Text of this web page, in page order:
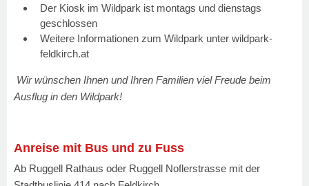
Der Kiosk im Wildpark ist montags und dienstags
geschlossen
Weitere Informationen zum Wildpark unter wildpark-
feldkirch.at
Wir wünschen Ihnen und Ihren Familien viel Freude beim
Ausflug in den Wildpark!
Anreise mit Bus und zu Fuss
Ab Ruggell Rathaus oder Ruggell Noflerstrasse mit der